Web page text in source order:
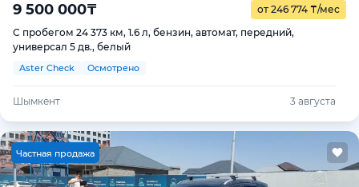
9 500 000₸ от 246 774 ₸/мес
С пробегом 24 373 км, 1.6 л, бензин, автомат, передний,
универсал 5 дв., белый
Aster Check Осмотрено
Шымкент 3 августа
Частная продажа